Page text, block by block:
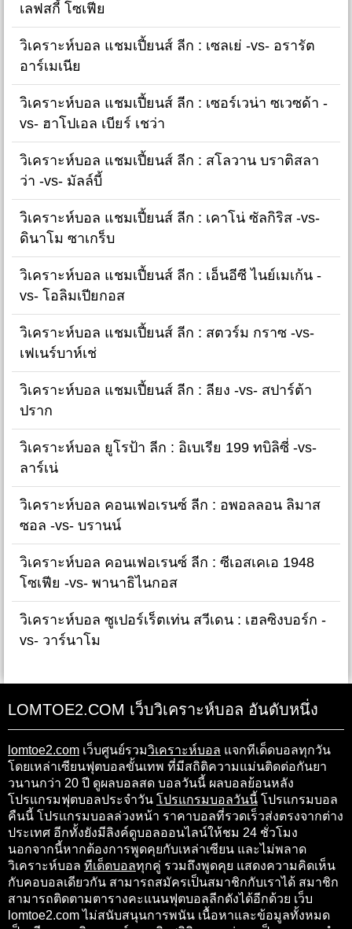
เลฟสกี้ โซเฟีย
วิเคราะห์บอล แชมเปี้ยนส์ ลีก : เซลเย่ -vs- อรารัต
อาร์เมเนีย
วิเคราะห์บอล แชมเปี้ยนส์ ลีก : เซอร์เวน่า ซเวซด้า -
vs- ฮาโปเอล เบียร์ เชว่า
วิเคราะห์บอล แชมเปี้ยนส์ ลีก : สโลวาน บราติสลา
ว่า -vs- มัลล์บี้
วิเคราะห์บอล แชมเปี้ยนส์ ลีก : เคาโน่ ซัลกิริส -vs-
ดินาโม ซาเกร็บ
วิเคราะห์บอล แชมเปี้ยนส์ ลีก : เอ็นอีซี ไนย์เมเก้น -
vs- โอลิมเปียกอส
วิเคราะห์บอล แชมเปี้ยนส์ ลีก : สตวร์ม กราซ -vs-
เฟเนร์บาห์เช่
วิเคราะห์บอล แชมเปี้ยนส์ ลีก : ลียง -vs- สปาร์ต้า
ปราก
วิเคราะห์บอล ยูโรป้า ลีก : อิเบเรีย 199 ทบิลิซี่ -vs-
ลาร์เน่
วิเคราะห์บอล คอนเฟอเรนซ์ ลีก : อพอลลอน ลิมาส
ซอล -vs- บรานน์
วิเคราะห์บอล คอนเฟอเรนซ์ ลีก : ซีเอสเคเอ 1948
โซเฟีย -vs- พานาธิไนกอส
วิเคราะห์บอล ซูเปอร์เร็ตเท่น สวีเดน : เฮลซิงบอร์ก -
vs- วาร์นาโม
LOMTOE2.COM เว็บวิเคราะห์บอล อันดับหนึ่ง
lomtoe2.com เว็บศูนย์รวมวิเคราะห์บอล แจกทีเด็ดบอลทุกวัน
โดยเหล่าเซียนฟุตบอลขั้นเทพ ที่มีสถิติความแม่นติดต่อกันยา
วนานกว่า 20 ปี ดูผลบอลสด บอลวันนี้ ผลบอลย้อนหลัง
โปรแกรมฟุตบอลประจำวัน โปรแกรมบอลวันนี้ โปรแกรมบอล
คืนนี้ โปรแกรมบอลล่วงหน้า ราคาบอลที่รวดเร็วส่งตรงจากต่าง
ประเทศ อีกทั้งยังมีลิงค์ดูบอลออนไลน์ให้ชม 24 ชั่วโมง
นอกจากนี้หากต้องการพูดคุยกับเหล่าเซียน และไม่พลาด
วิเคราะห์บอล ทีเด็ดบอลทุกคู่ รวมถึงพูดคุย แสดงความคิดเห็น
กับคอบอลเดียวกัน สามารถสมัครเป็นสมาชิกกับเราได้ สมาชิก
สามารถติดตามตารางคะแนนฟุตบอลลีกดังได้อีกด้วย เว็บ
lomtoe2.com ไม่สนับสนุนการพนัน เนื้อหาและข้อมูลทั้งหมด